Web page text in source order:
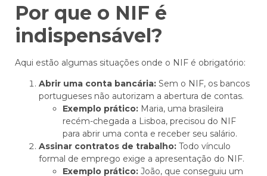
Por que o NIF é
indispensável?
Aqui estão algumas situações onde o NIF é obrigatório:
Abrir uma conta bancária: Sem o NIF, os bancos
portugueses não autorizam a abertura de contas.
Exemplo prático: Maria, uma brasileira
recém-chegada a Lisboa, precisou do NIF
para abrir uma conta e receber seu salário.
Assinar contratos de trabalho: Todo vínculo
formal de emprego exige a apresentação do NIF.
Exemplo prático: João, que conseguiu um